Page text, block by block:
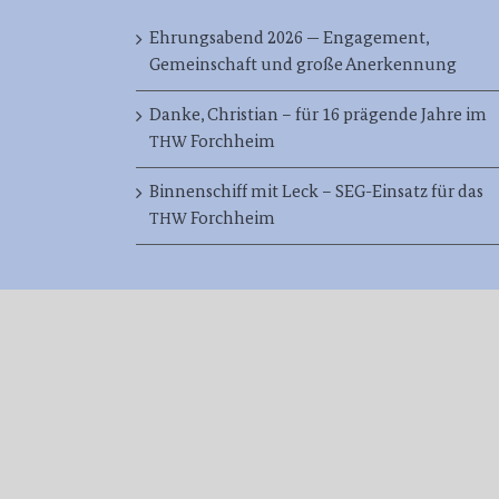
Ehrungsabend 2026 — Engagement,
Gemeinschaft und große Anerkennung
Danke, Christian – für 16 prägende Jahre im
THW Forchheim
Binnenschiff mit Leck – SEG-Einsatz für das
THW Forchheim